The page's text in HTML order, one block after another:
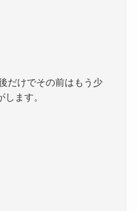
だけでその前はもう少
ます。